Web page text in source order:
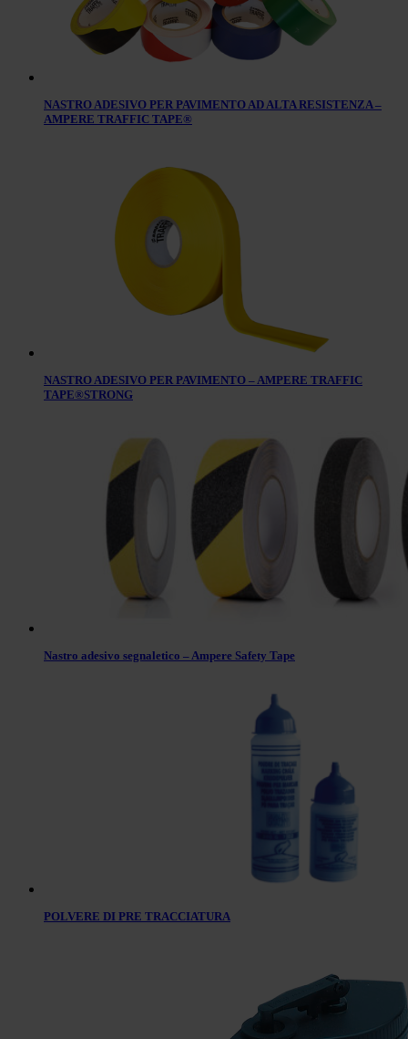
NASTRO ADESIVO PER PAVIMENTO AD ALTA RESISTENZA –
AMPERE TRAFFIC TAPE®
NASTRO ADESIVO PER PAVIMENTO – AMPERE TRAFFIC
TAPE®STRONG
Nastro adesivo segnaletico – Ampere Safety Tape
POLVERE DI PRE TRACCIATURA